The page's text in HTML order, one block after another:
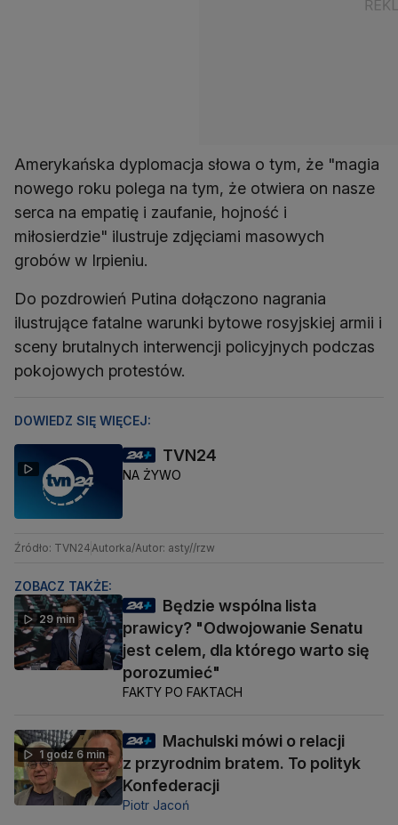
Amerykańska dyplomacja słowa o tym, że "magia
nowego roku polega na tym, że otwiera on nasze
serca na empatię i zaufanie, hojność i
miłosierdzie" ilustruje zdjęciami masowych
grobów w Irpieniu.
Do pozdrowień Putina dołączono nagrania
ilustrujące fatalne warunki bytowe rosyjskiej armii i
sceny brutalnych interwencji policyjnych podczas
pokojowych protestów.
DOWIEDZ SIĘ WIĘCEJ:
TVN24
NA ŻYWO
Źródło: TVN24Autorka/Autor: asty//rzw
ZOBACZ TAKŻE:
29 min
Będzie wspólna lista
prawicy? "Odwojowanie Senatu
jest celem, dla którego warto się
porozumieć"
FAKTY PO FAKTACH
1 godz 6 min
Machulski mówi o relacji
z przyrodnim bratem. To polityk
Konfederacji
Piotr Jacoń